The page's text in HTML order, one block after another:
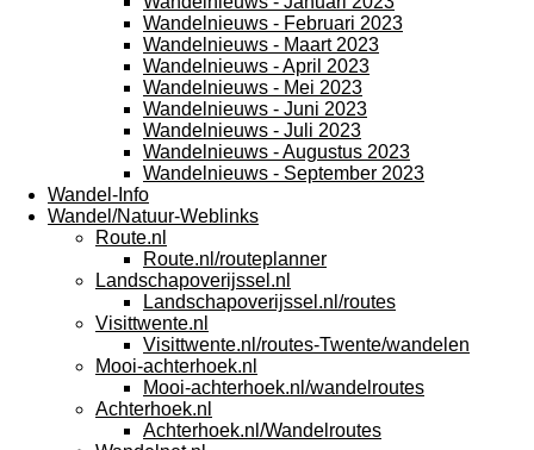
Wandelnieuws - Februari 2023
Wandelnieuws - Maart 2023
Wandelnieuws - April 2023
Wandelnieuws - Mei 2023
Wandelnieuws - Juni 2023
Wandelnieuws - Juli 2023
Wandelnieuws - Augustus 2023
Wandelnieuws - September 2023
Wandel-Info
Wandel/Natuur-Weblinks
Route.nl
Route.nl/routeplanner
Landschapoverijssel.nl
Landschapoverijssel.nl/routes
Visittwente.nl
Visittwente.nl/routes-Twente/wandelen
Mooi-achterhoek.nl
Mooi-achterhoek.nl/wandelroutes
Achterhoek.nl
Achterhoek.nl/Wandelroutes